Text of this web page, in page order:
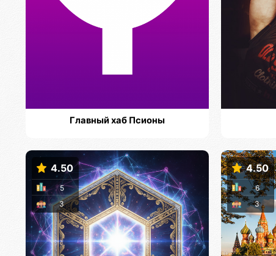
Главный хаб Псионы
4.50
3
5
4.50
3
6